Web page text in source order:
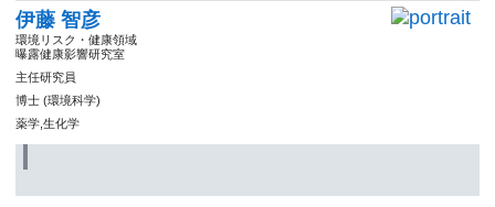
伊藤 智彦
環境リスク・健康領域
曝露健康影響研究室
主任研究員
博士 (環境科学)
薬学,生化学